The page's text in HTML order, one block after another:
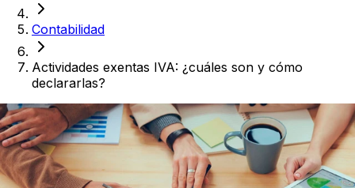
Contabilidad
Actividades exentas IVA: ¿cuáles son y cómo
declararlas?